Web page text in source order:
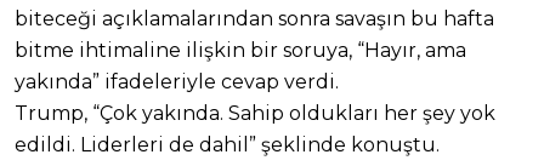
biteceği açıklamalarından sonra savaşın bu hafta
bitme ihtimaline ilişkin bir soruya, “Hayır, ama
yakında” ifadeleriyle cevap verdi.
Trump, “Çok yakında. Sahip oldukları her şey yok
edildi. Liderleri de dahil” şeklinde konuştu.